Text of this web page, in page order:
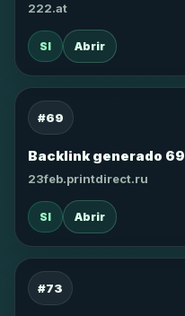
222.at
SI Abrir
#69
Backlink generado 69
23feb.printdirect.ru
SI Abrir
#73